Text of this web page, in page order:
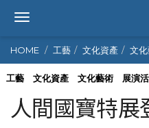
T
g
g
l
n
a
HOME 工藝 文化資產 文
工藝 文化資產 文化藝術 展演
人間國寶特展